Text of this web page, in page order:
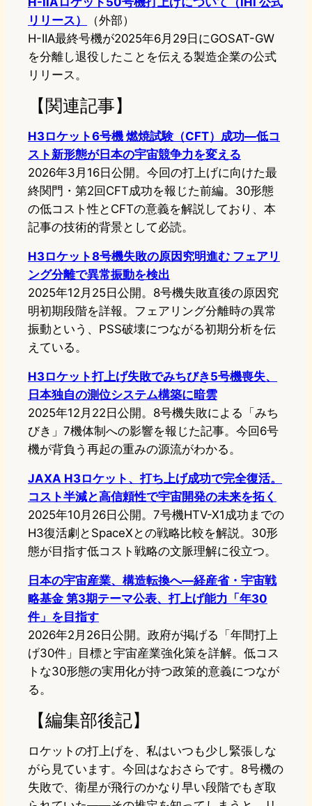
リリース）
（外部）
H-IIA最終号機が2025年6月29日にGOSAT-GW
を分離し退役したことを伝える製造企業の公式
リリース。
【関連記事】
H3ロケット6号機 燃焼試験（CFT）成功—低コ
スト新形態が日本の宇宙競争力を変える
2026年3月16日公開。今回の打上げに向けた最
終関門・第2回CFT成功を報じた前編。30形態
の低コスト性とCFTの意義を解説しており、本
記事の技術的背景として必読。
H3ロケット8号機失敗の原因究明進む フェアリ
ング分離で異常振動を検出
2025年12月25日公開。8号機失敗直後の原因究
明初期段階を詳報。フェアリング分離時の異常
振動という、PSS破壊につながる初期分析を伝
えている。
H3ロケット打上げ失敗でみちびき5号機喪失、
日本独自の測位システム構築に暗雲
2025年12月22日公開。8号機失敗による「みち
びき」7機体制への影響を報じた記事。今回6号
機が背負う再起の重みの源流がわかる。
JAXA H3ロケット、打ち上げ成功で完全復活。
コスト半減と高信頼性で宇宙開発の未来を拓く
2025年10月26日公開。7号機HTV-X1成功までの
H3復活劇とSpaceXとの戦略比較を解説。30形
態が目指す低コスト戦略の文脈理解に役立つ。
日本の宇宙産業、構造転換へ—経産省・宇宙戦
略基金 第3期テーマ公表、打上げ能力「年30
件」を目指す
2026年2月26日公開。政府が掲げる「年間打上
げ30件」目標と宇宙産業強化策を詳解。低コス
トな30形態の実用化が持つ政策的意義につなが
る。
【編集部後記】
ロケットの打上げを、私はいつも少し緊張しな
がら見ています。今回はなおさらです。8号機の
失敗で、衛星が飛行のかなり早い段階でもぎ取